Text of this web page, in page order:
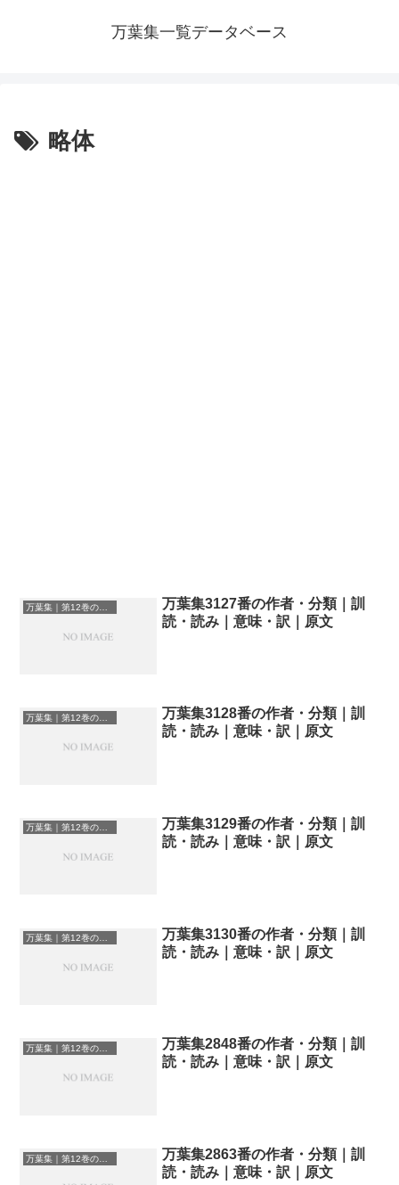
万葉集一覧データベース
略体
万葉集｜第12巻の和歌一覧
万葉集3127番の作者・分類｜訓
読・読み｜意味・訳｜原文
万葉集｜第12巻の和歌一覧
万葉集3128番の作者・分類｜訓
読・読み｜意味・訳｜原文
万葉集｜第12巻の和歌一覧
万葉集3129番の作者・分類｜訓
読・読み｜意味・訳｜原文
万葉集｜第12巻の和歌一覧
万葉集3130番の作者・分類｜訓
読・読み｜意味・訳｜原文
万葉集｜第12巻の和歌一覧
万葉集2848番の作者・分類｜訓
読・読み｜意味・訳｜原文
万葉集｜第12巻の和歌一覧
万葉集2863番の作者・分類｜訓
読・読み｜意味・訳｜原文